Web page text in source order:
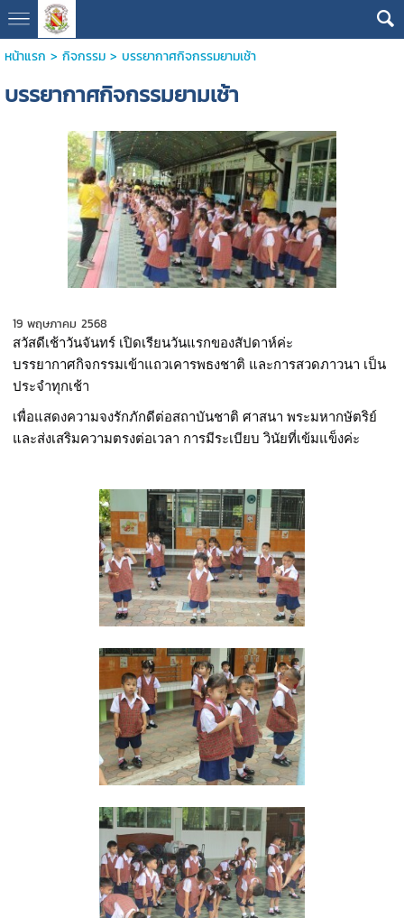
หน้าแรก > กิจกรรม> บรรยากาศกิจกรรมยามเช้า
บรรยากาศกิจกรรมยามเช้า
19 พฤษภาคม 2568
สวัสดีเช้าวันจันทร์ เปิดเรียนวันแรกของสัปดาห์ค่ะ
บรรยากาศกิจกรรมเข้าแถวเคารพธงชาติ และการสวดภาวนา เป็น
ประจำทุกเช้า
เพื่อแสดงความจงรักภักดีต่อสถาบันชาติ ศาสนา พระมหากษัตริย์
และส่งเสริมความตรงต่อเวลา การมีระเบียบ วินัยที่เข้มแข็งค่ะ